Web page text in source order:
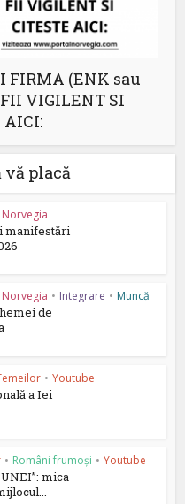
FIRMA (ENK sau
VIGILENT SI
AICI:
vă placă
manifestări
• Integrare • Muncă
de
• Youtube
a Iei
• Români frumoși • Youtube
mica